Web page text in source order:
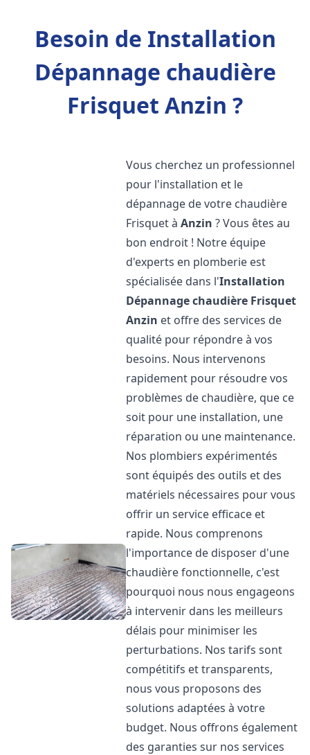
Besoin de Installation
Dépannage chaudière
Frisquet Anzin ?
Vous cherchez un professionnel
pour l'installation et le
dépannage de votre chaudière
Frisquet àAnzin ? Vous êtes au
bon endroit ! Notre équipe
d'experts en plomberie est
spécialisée dans l'Installation
Dépannage chaudière Frisquet
Anzin et offre des services de
qualité pour répondre à vos
besoins. Nous intervenons
rapidement pour résoudre vos
problèmes de chaudière, que ce
soit pour une installation, une
réparation ou une maintenance.
Nos plombiers expérimentés
sont équipés des outils et des
matériels nécessaires pour vous
offrir un service efficace et
rapide. Nous comprenons
l'importance de disposer d'une
chaudière fonctionnelle, c'est
pourquoi nous nous engageons
à intervenir dans les meilleurs
délais pour minimiser les
perturbations. Nos tarifs sont
compétitifs et transparents,
nous vous proposons des
solutions adaptées à votre
budget. Nous offrons également
des garanties sur nos services